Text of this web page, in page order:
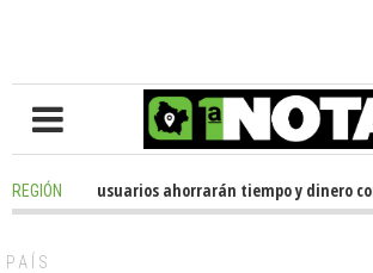
REGIÓN
Miles de usuarios ahorrarán tiempo y dinero con
PAÍS